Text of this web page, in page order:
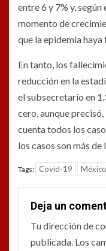
entre 6 y 7% y,
momento de
que la epidemia
En tanto, los
reducción en la
el subsecretario en
cero, aunque
cuenta todos los
los casos son más
Tags: Covid-19 México
Deja un
Tu dirección de
publicada. Los